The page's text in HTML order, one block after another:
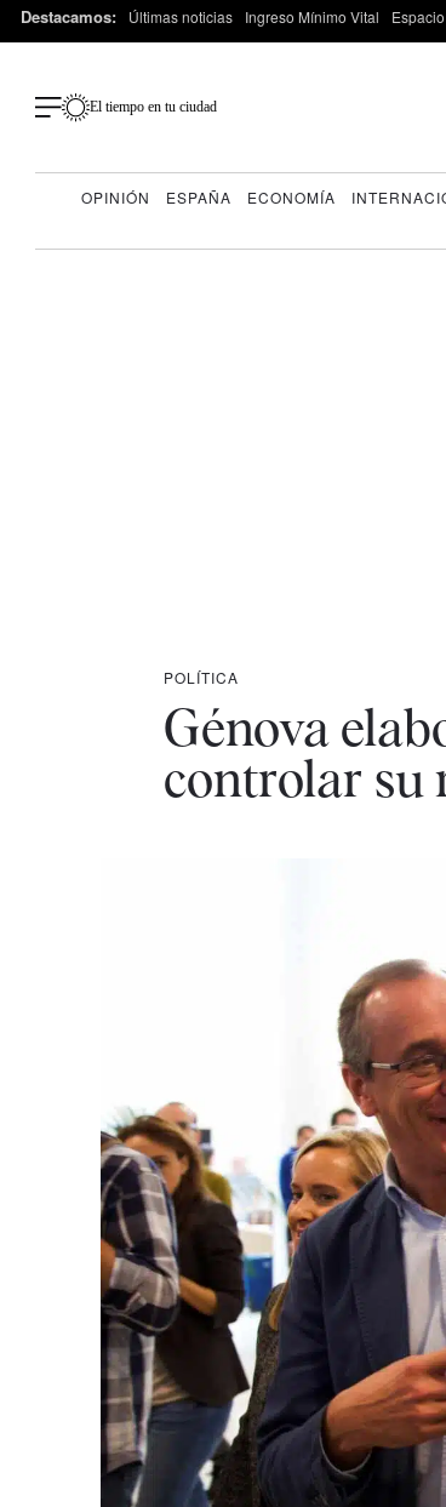
Destacamos: Últimas noticias Ingreso Mínimo Vital
El tiempo en tu ciudad
OPINIÓN ESPAÑA ECONOMÍA
POLÍTICA
Génova
controlar su